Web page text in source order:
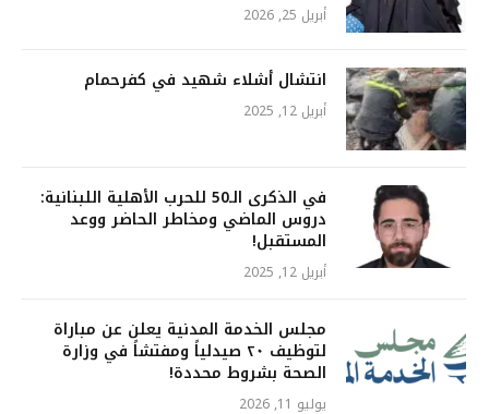
أبريل 25, 2026
انتشال أشلاء شهيد في كفرحمام
أبريل 12, 2025
في الذكرى الـ50 للحرب الأهلية اللبنانية:
دروس الماضي ومخاطر الحاضر ووعد
المستقبل!
أبريل 12, 2025
مجلس الخدمة المدنية يعلن عن مباراة
لتوظيف ٢٠ صيدلياً ومفتشاً في وزارة
الصحة بشروط محددة!
يوليو 11, 2026